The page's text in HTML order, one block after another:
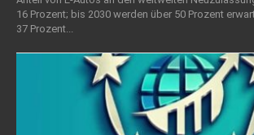
16 Prozent; bis 2030 werden über 50 Prozent erwartet Deutschland
37 Prozent...